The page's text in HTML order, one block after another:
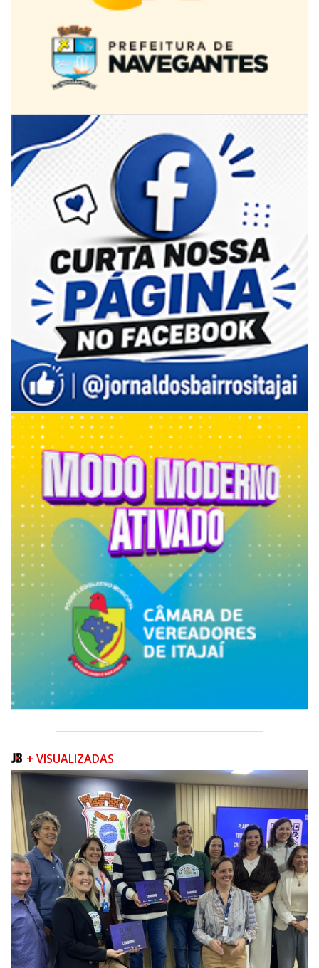
09/08/2026 | 07:00
Novo programa trabalha a prevenção de desastres climáticos na Rede
Municipal de Ensino
NAVEGANTES
09/08/2026 | 07:00
4º Festival Náutico de Navegantes reúne esporte, tradição e regatas
BALNEÁRIO PIÇARRAS
09/08/2026 | 07:00
Prefeitura apresenta projeto da Praça do Pescador à comunidade na
próxima quinta-feira (13/08)
BALNEÁRIO PIÇARRAS
+ VISUALIZADAS